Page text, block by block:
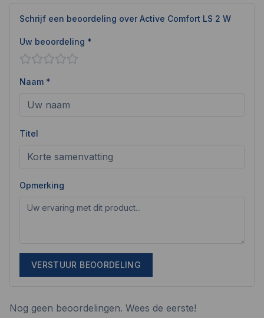
Schrijf een beoordeling over Active Comfort LS 2 W
Uw beoordeling *
Naam *
Titel
Opmerking
VERSTUUR BEOORDELING
Nog geen beoordelingen. Wees de eerste!